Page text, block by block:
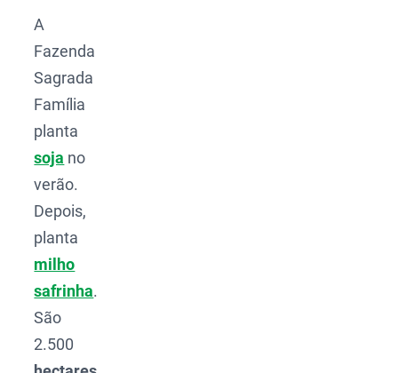
A
Fazenda
Sagrada
Família
planta
soja no
verão.
Depois,
planta
milho
safrinha.
São
2.500